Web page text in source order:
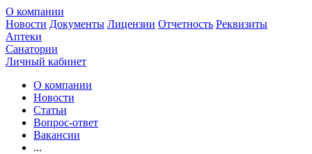
О компании
Новости Документы Лицензии Отчетность Реквизиты
Аптеки
Санатории
Личный кабинет
О компании
Новости
Статьи
Вопрос-ответ
Вакансии
...